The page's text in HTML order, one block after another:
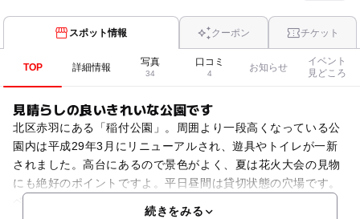
スポット情報 クーポン チケット
TOP 詳細情報 写真
34
口コミ
4
お知らせ
イベント
見どころ
見晴らしの良いきれいな公園です
北区赤羽にある「稲付公園」。周囲より一段高くなっている公
園内は平成29年3月にリニューアルされ、遊具やトイレが一新
されました。高台にあるので景色がよく、夏は花火大会の見物
にも絶好のポイントですよ。平日昼間は貸切状態の穴場です。
続きをみる